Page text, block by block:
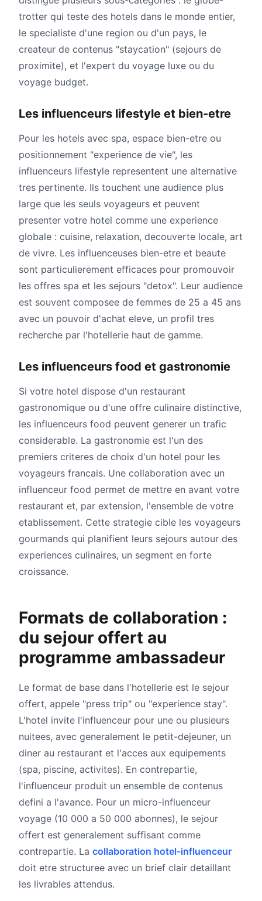
trotter qui teste des hotels dans le monde entier,
le specialiste d'une region ou d'un pays, le
createur de contenus "staycation" (sejours de
proximite), et l'expert du voyage luxe ou du
voyage budget.
Les influenceurs lifestyle et bien-etre
Pour les hotels avec spa, espace bien-etre ou
positionnement "experience de vie", les
influenceurs lifestyle representent une alternative
tres pertinente. Ils touchent une audience plus
large que les seuls voyageurs et peuvent
presenter votre hotel comme une experience
globale : cuisine, relaxation, decouverte locale, art
de vivre. Les influenceuses bien-etre et beaute
sont particulierement efficaces pour promouvoir
les offres spa et les sejours "detox". Leur audience
est souvent composee de femmes de 25 a 45 ans
avec un pouvoir d'achat eleve, un profil tres
recherche par l'hotellerie haut de gamme.
Les influenceurs food et gastronomie
Si votre hotel dispose d'un restaurant
gastronomique ou d'une offre culinaire distinctive,
les influenceurs food peuvent generer un trafic
considerable. La gastronomie est l'un des
premiers criteres de choix d'un hotel pour les
voyageurs francais. Une collaboration avec un
influenceur food permet de mettre en avant votre
restaurant et, par extension, l'ensemble de votre
etablissement. Cette strategie cible les voyageurs
gourmands qui planifient leurs sejours autour des
experiences culinaires, un segment en forte
croissance.
Formats de collaboration :
du sejour offert au
programme ambassadeur
Le format de base dans l'hotellerie est le sejour
offert, appele "press trip" ou "experience stay".
L'hotel invite l'influenceur pour une ou plusieurs
nuitees, avec generalement le petit-dejeuner, un
diner au restaurant et l'acces aux equipements
(spa, piscine, activites). En contrepartie,
l'influenceur produit un ensemble de contenus
defini a l'avance. Pour un micro-influenceur
voyage (10 000 a 50 000 abonnes), le sejour
offert est generalement suffisant comme
contrepartie. La collaboration hotel-influenceur
doit etre structuree avec un brief clair detaillant
les livrables attendus.